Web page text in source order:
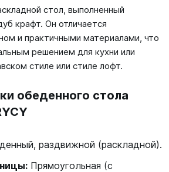
стол, выполненный
крафт. Он отличается
и практичными материалами, что
решением для кухни или
стиле или стиле лофт.
обеденного стола
раздвижной (раскладной).
Прямоугольная (с